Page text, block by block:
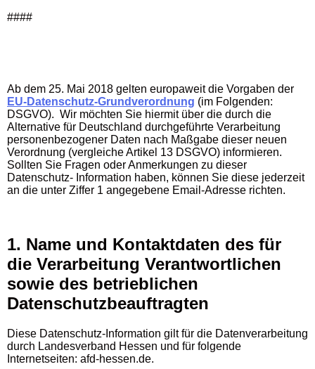
####
Ab dem 25. Mai 2018 gelten europaweit die Vorgaben der
EU-Datenschutz-Grundverordnung (im Folgenden:
DSGVO). Wir möchten Sie hiermit über die durch die
Alternative für Deutschland durchgeführte Verarbeitung
personenbezogener Daten nach Maßgabe dieser neuen
Verordnung (vergleiche Artikel 13 DSGVO) informieren.
Sollten Sie Fragen oder Anmerkungen zu dieser
Datenschutz- Information haben, können Sie diese jederzeit
an die unter Ziffer 1 angegebene Email-Adresse richten.
1. Name und Kontaktdaten des für
die Verarbeitung Verantwortlichen
sowie des betrieblichen
Datenschutzbeauftragten
Diese Datenschutz-Information gilt für die Datenverarbeitung
durch Landesverband Hessen und für folgende
Internetseiten: afd-hessen.de.